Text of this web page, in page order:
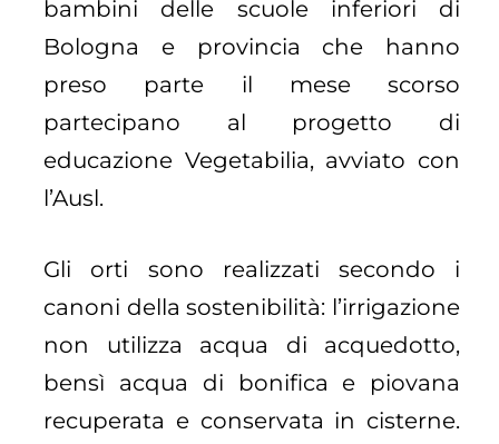
bambini delle scuole inferiori di
Bologna e provincia che hanno
preso parte il mese scorso
partecipano al progetto di
educazione Vegetabilia, avviato con
l’Ausl.
Gli orti sono realizzati secondo i
canoni della sostenibilità: l’irrigazione
non utilizza acqua di acquedotto,
bensì acqua di bonifica e piovana
recuperata e conservata in cisterne.